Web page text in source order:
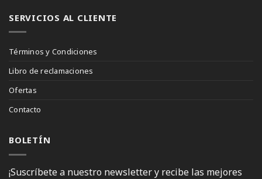
SERVICIOS AL CLIENTE
Términos y Condiciones
Libro de reclamaciones
Ofertas
Contacto
BOLETÍN
¡Suscríbete a nuestro newsletter y recibe las mejores